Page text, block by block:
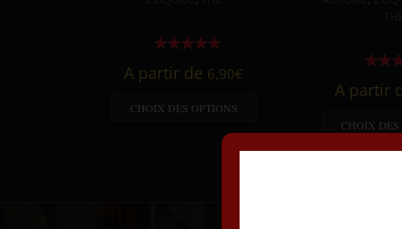
A partir de 6,90€
CHOIX DES OPTIONS
A partir
CHOIX DES